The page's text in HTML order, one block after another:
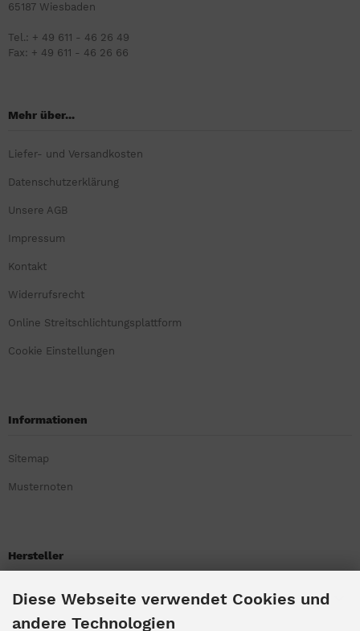
65187 Wiesbaden
Tel.: + 49 611 - 46 26 49
Fax: + 49 611 - 46 26 66
Mehr über...
Liefer- und Versandkosten
Datenschutzerklärung
Unsere AGB
Impressum
Kontakt
Widerrufsrecht
Online Streitschlichtungsplattform
Cookie Einstellungen
Informationen
Sitemap
Musternoten
Hersteller
Bitte wählen
Diese Webseite verwendet Cookies und
andere Technologien